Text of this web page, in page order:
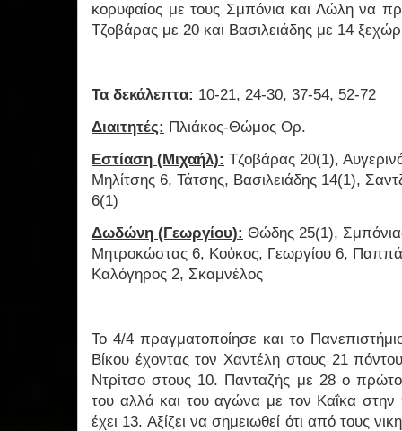
κορυφαίος με τους Σμπόνια και Λώλη να
Τζοβάρας με 20 και Βασιλειάδης με 14
Τα δεκάλεπτα: 10-21, 24-30, 37-54, 52-72
Διαιτητές: Πλιάκος-Θώμος Ορ.
Εστίαση (Μιχαήλ): Τζοβάρας 20(1),
Μηλίτσης 6, Τάτσης, Βασιλειάδης 14(1),
6(1)
Δωδώνη (Γεωργίου): Θώδης 25(1),
Μητροκώστας 6, Κούκος, Γεωργίου 6,
Καλόγηρος 2, Σκαμνέλος
Το 4/4 πραγματοποίησε και το
Βίκου έχοντας τον Χαντέλη στους 21
Ντρίτσο στους 10. Πανταζής με 28 ο
του αλλά και του αγώνα με τον Καΐκα
έχει 13. Αξίζει να σημειωθεί ότι από τους